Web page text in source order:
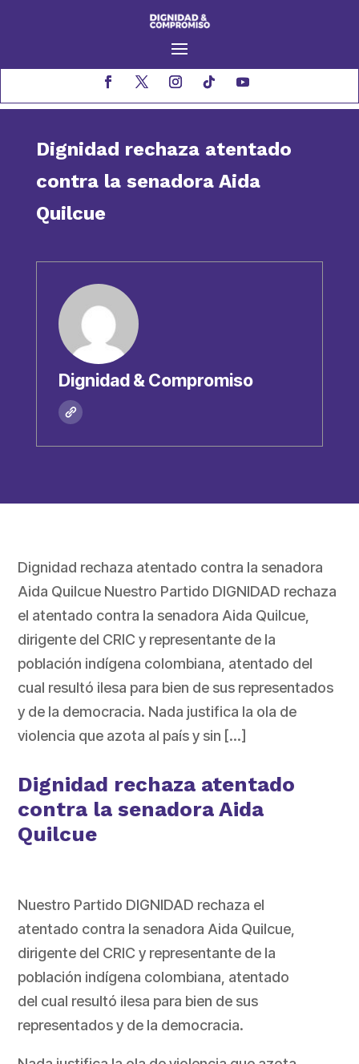
Dignidad rechaza atentado
contra la senadora Aida
Quilcue
Dignidad & Compromiso
Dignidad rechaza atentado contra la senadora
Aida Quilcue Nuestro Partido DIGNIDAD rechaza
el atentado contra la senadora Aida Quilcue,
dirigente del CRIC y representante de la
población indígena colombiana, atentado del
cual resultó ilesa para bien de sus representados
y de la democracia. Nada justifica la ola de
violencia que azota al país y sin […]
Dignidad rechaza atentado
contra la senadora Aida
Quilcue
Nuestro Partido DIGNIDAD rechaza el
atentado contra la senadora Aida Quilcue,
dirigente del CRIC y representante de la
población indígena colombiana, atentado
del cual resultó ilesa para bien de sus
representados y de la democracia.